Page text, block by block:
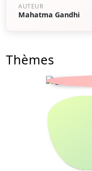
AUTEUR
Mahatma Gandhi
Thèmes